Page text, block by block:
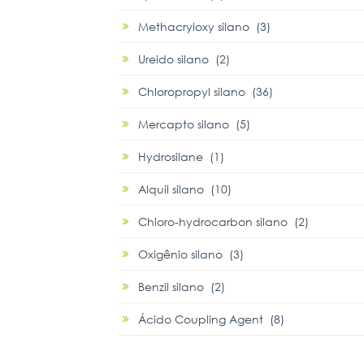
Methacryloxy silano (3)
Ureido silano (2)
Chloropropyl silano (36)
Mercapto silano (5)
Hydrosilane (1)
Alquil silano (10)
Chloro-hydrocarbon silano (2)
Oxigênio silano (3)
Benzil silano (2)
Ácido Coupling Agent (8)